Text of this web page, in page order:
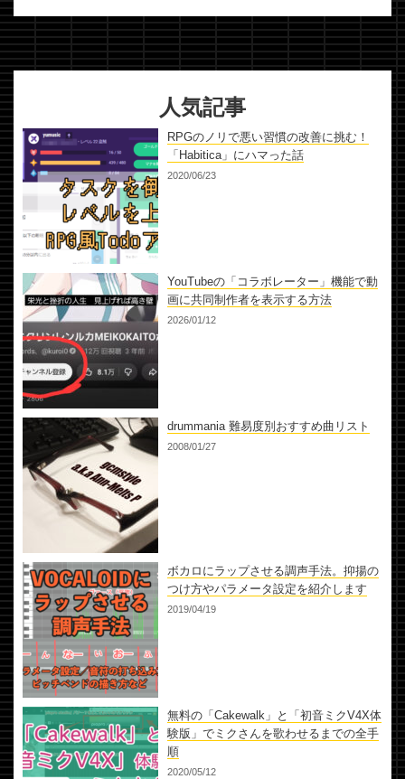
人気記事
RPGのノリで悪い習慣の改善に挑む！
「Habitica」にハマった話
2020/06/23
YouTubeの「コラボレーター」機能で動
画に共同制作者を表示する方法
2026/01/12
drummania 難易度別おすすめ曲リスト
2008/01/27
ボカロにラップさせる調声手法。抑揚の
つけ方やパラメータ設定を紹介します
2019/04/19
無料の「Cakewalk」と「初音ミクV4X体
験版」でミクさんを歌わせるまでの全手
順
2020/05/12